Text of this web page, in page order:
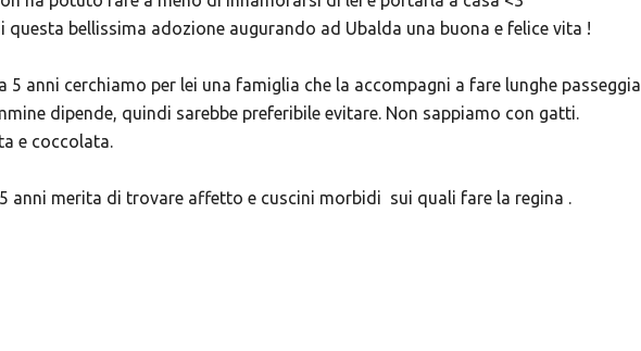
bellissima adozione augurando ad Ubalda una buona e felice vita !
5 anni cerchiamo per lei una famiglia che la accompagni a fare lunghe
dipende, quindi sarebbe preferibile evitare. Non sappiamo con gatti.
e coccolata.
anni merita di trovare affetto e cuscini morbidi sui quali fare la regina .